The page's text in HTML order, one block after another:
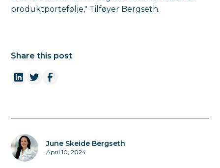
produktportefølje," Tilføyer Bergseth.
Share this post
June Skeide Bergseth
April 10, 2024